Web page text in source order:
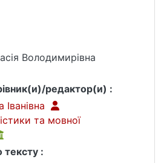
Володимирівна
редактор(и) :
та мовної
тексту :